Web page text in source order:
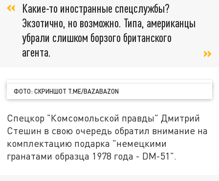
Какие-то иностранные спецслужбы?
Экзотично, но возможно. Типа, американцы
убрали слишком борзого британского
агента.
ФОТО: СКРИНШОТ T.ME/BAZABAZON
Спецкор "Комсомольской правды" Дмитрий
Стешин в свою очередь обратил внимание на
комплектацию подарка "немецкими
гранатами образца 1978 года - DM-51".